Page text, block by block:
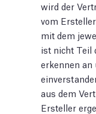
wird der
vom
mit dem
ist nicht Teil
erkennen an
aus dem
Ersteller